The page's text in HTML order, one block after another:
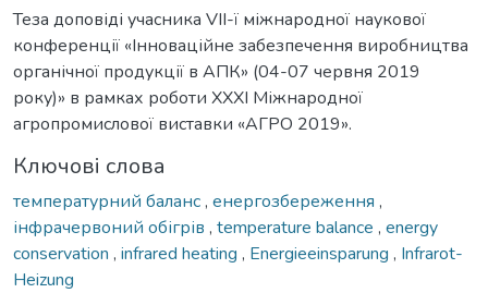
Теза доповіді учасника VІІ-ї міжнародної наукової
конференції «Інноваційне забезпечення виробництва
органічної продукції в АПК» (04-07 червня 2019
року)» в рамках роботи XXXI Міжнародної
агропромислової виставки «АГРО 2019».
Ключові слова
температурний баланс, енергозбереження ,
інфрачервоний обігрів , temperature balance , energy
conservation , infrared heating , Energieeinsparung , Infrarot-
Heizung